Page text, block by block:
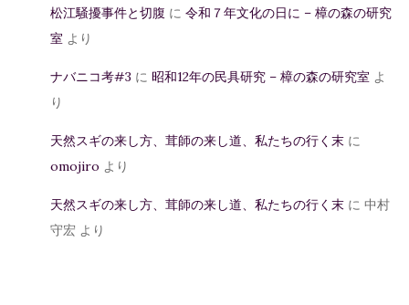
松江騒擾事件と切腹 に 令和７年文化の日に – 樟の森の研究
室 より
ナバニコ考#3 に 昭和12年の民具研究 – 樟の森の研究室 よ
り
天然スギの来し方、茸師の来し道、私たちの行く末 に
omojiro より
天然スギの来し方、茸師の来し道、私たちの行く末 に 中村
守宏 より